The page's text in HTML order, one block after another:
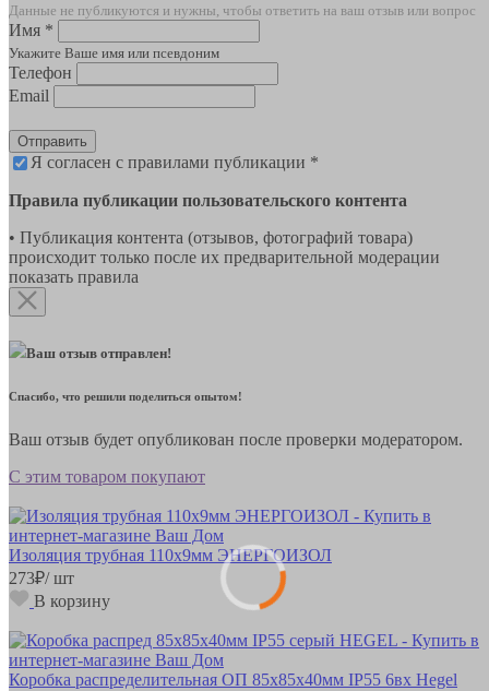
Данные не публикуются и нужны, чтобы ответить на ваш отзыв или вопрос
Имя *
Укажите Ваше имя или псевдоним
Телефон
Email
Отправить
Я согласен с правилами публикации *
Правила публикации пользовательского контента
• Публикация контента (отзывов, фотографий товара)
происходит только после их предварительной модерации
показать правила
Ваш отзыв отправлен!
Спасибо, что решили поделиться опытом!
Ваш отзыв будет опубликован после проверки модератором.
С этим товаром покупают
Изоляция трубная 110х9мм ЭНЕРГОИЗОЛ
273₽/ шт
В корзину
Коробка распределительная ОП 85х85х40мм IP55 6вх Hegel